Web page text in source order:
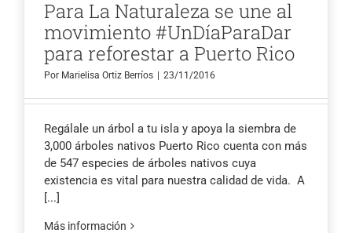
Para La Naturaleza se une al
movimiento #UnDíaParaDar
para reforestar a Puerto Rico
Por Marielisa Ortiz Berríos 23/11/2016
Regálale un árbol a tu isla y apoya la siembra de
3,000 árboles nativos Puerto Rico cuenta con más
de 547 especies de árboles nativos cuya
existencia es vital para nuestra calidad de vida. A
[...]
Más información